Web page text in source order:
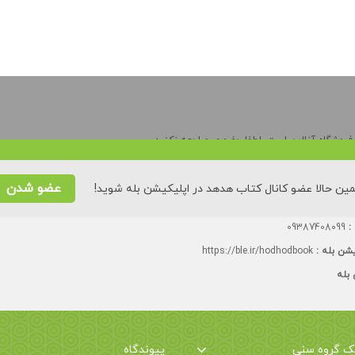
حالا عضو کانال کتاب هدهد در اپلیکیشن بله شوید! عضو شدن
آنلاین است. لطفا حضوری مراجعه نکنید.
تا چهارشنبه:
۸۸۵۵۳۵۲۸
توحیدی (بیست و سوم)، کوی ۲۳ شایان، پلاک ٢۶، درب سمت چپ، تک زنگ.
:
09387408099
بله : https://ble.ir/hodhodbook
بله
گروه سنی پیوندگاه